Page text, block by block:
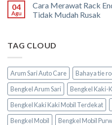
04
Agu
Cara Merawat Rack
Tidak Mudah Rusak
TAG CLOUD
Arum Sari Auto Care Bahaya tie
Bengkel Arum Sari
Bengkel Kaki-
Bengkel Kaki Kaki Mobil Terdekat
Bengkel Mobil
Bengkel Mobil